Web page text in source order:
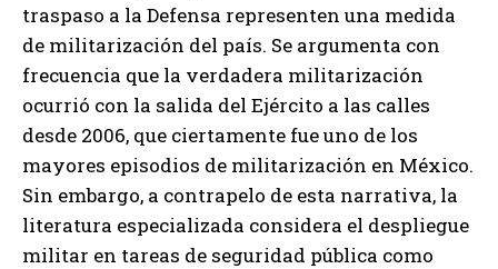
traspaso a la Defensa representen una medida
de militarización del país. Se argumenta con
frecuencia que la verdadera militarización
ocurrió con la salida del Ejército a las calles
desde 2006, que ciertamente fue uno de los
mayores episodios de militarización en México.
Sin embargo, a contrapelo de esta narrativa, la
literatura especializada considera el despliegue
militar en tareas de seguridad pública como